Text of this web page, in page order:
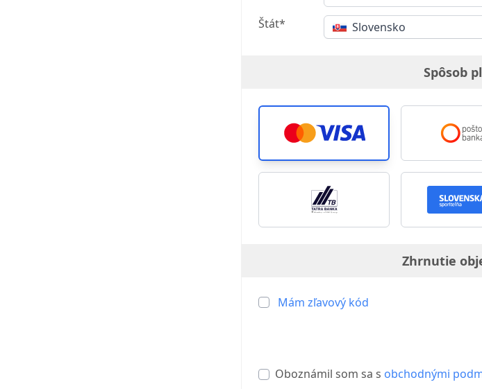
Štát* Slovensko
Spôsob
Zhrnutie
Mám zľavový kód
Oboznámil som sa s obchodnými